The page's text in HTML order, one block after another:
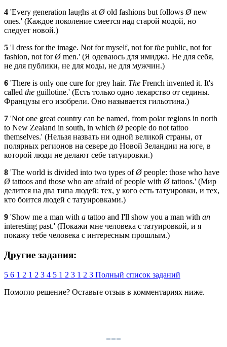
4 'Every generation laughs at Ø old fashions but follows Ø new
ones.' (Каждое поколение смеется над старой модой, но
следует новой.)
5 'I dress for the image. Not for myself, not forthe public, not for
fashion, not forØ men.' (Я одеваюсь для имиджа. Не для себя,
не для публики, не для моды, не для мужчин.)
6 'There is only one cure for grey hair. The French invented it. It's
called the guillotine.' (Есть только одно лекарство от седины.
Французы его изобрели. Оно называется гильотина.)
7 'Not one great country can be named, from polar regions in north
to New Zealand in south, in which Ø people do not tattoo
themselves.' (Нельзя назвать ни одной великой страны, от
полярных регионов на севере до Новой Зеландии на юге, в
которой люди не делают себе татуировки.)
8 'The world is divided into two types ofØ people: those who have
Ø tattoos and those who are afraid of people with Ø tattoos.' (Мир
делится на два типа людей: тех, у кого есть татуировки, и тех,
кто боится людей с татуировками.)
9 'Show me a man with a tattoo and I'll show you a man with an
interesting past.' (Покажи мне человека с татуировкой, и я
покажу тебе человека с интересным прошлым.)
Другие задания:
5 6 1 2 1 2 3 4 5 1 2 3 1 2 3 Полный список заданий
Помогло решение? Оставьте отзыв в комментариях ниже.